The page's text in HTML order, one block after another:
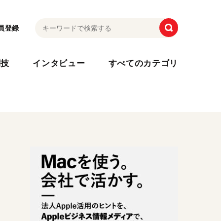
登録
インタビュー すべてのカテゴリ